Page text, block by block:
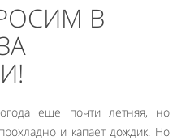
В
еще почти летняя, но
и капает дождик. Но